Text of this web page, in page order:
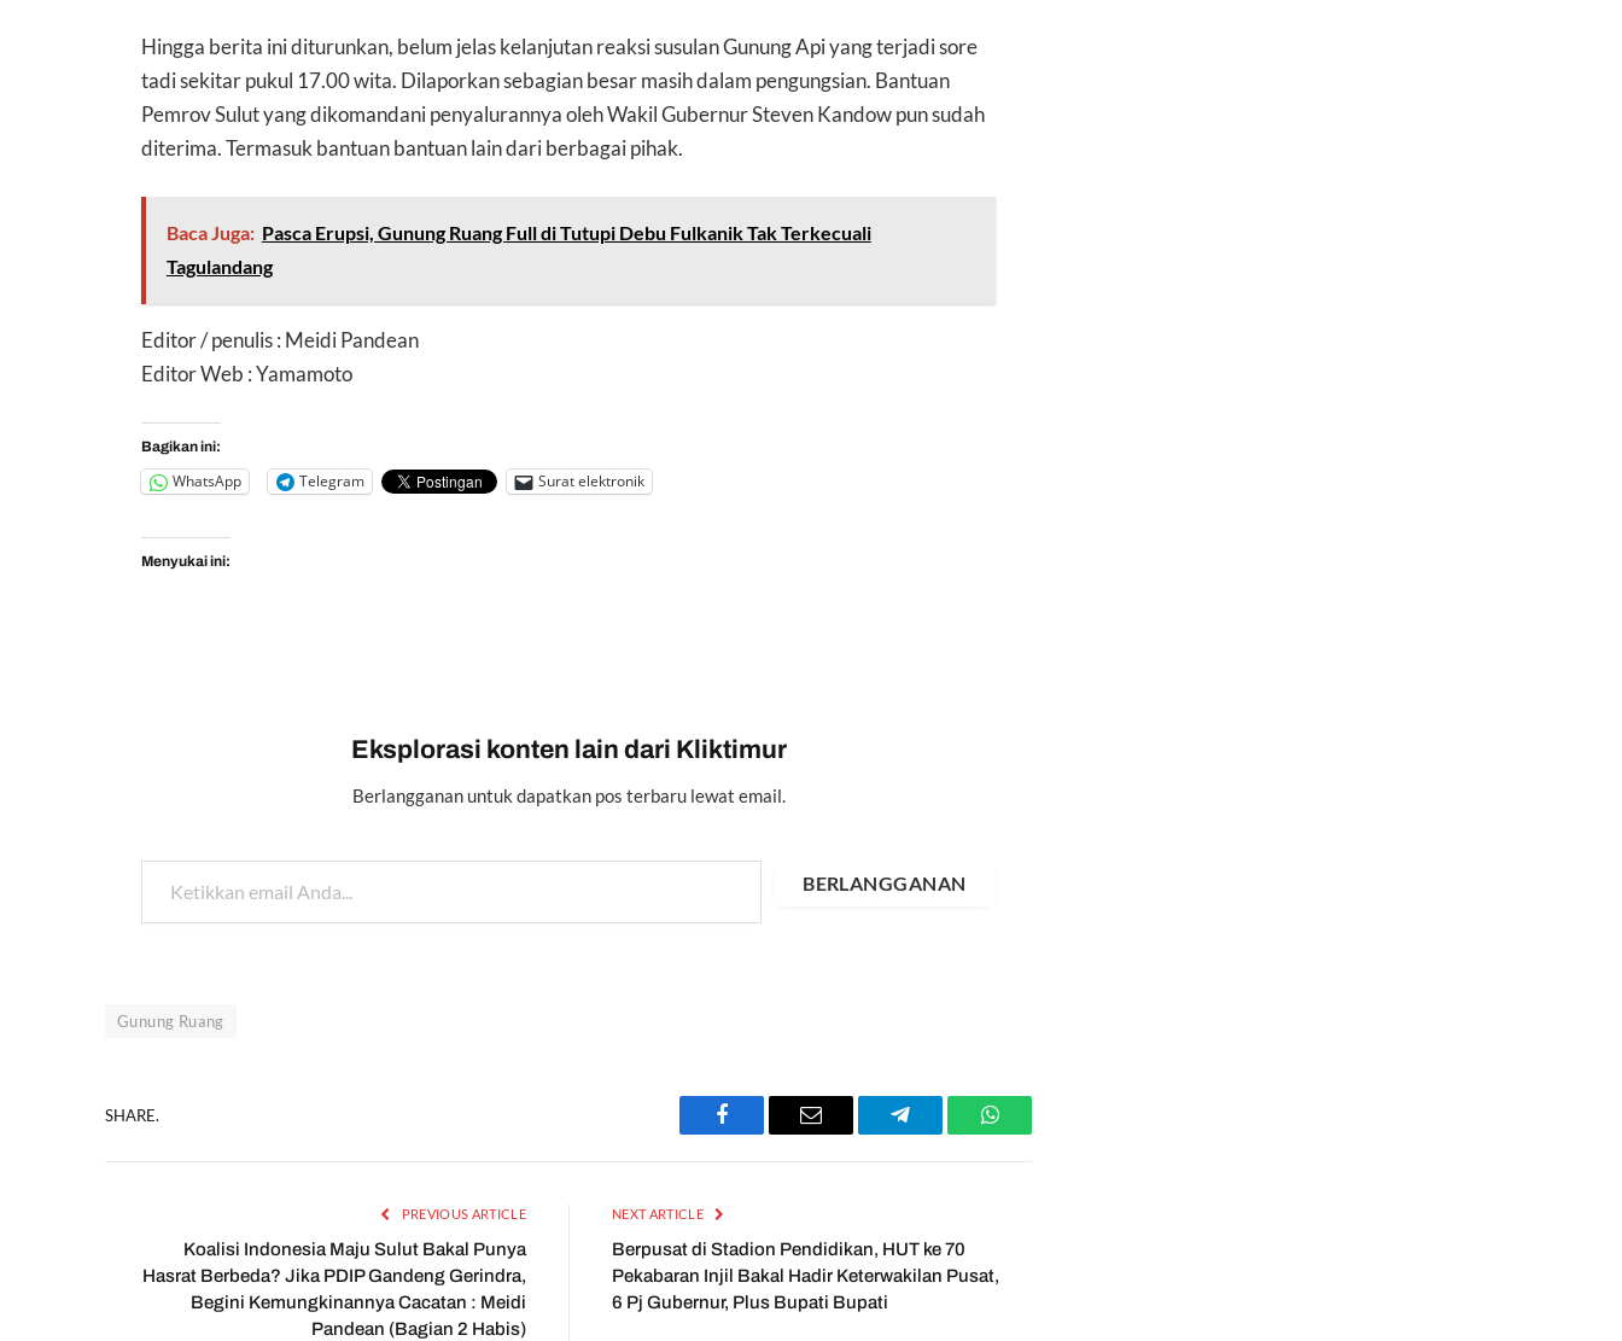
Hingga berita ini diturunkan, belum jelas kelanjutan reaksi susulan Gunung Api yang terjadi sore
tadi sekitar pukul 17.00 wita. Dilaporkan sebagian besar masih dalam pengungsian. Bantuan
Pemrov Sulut yang dikomandani penyalurannya oleh Wakil Gubernur Steven Kandow pun sudah
diterima. Termasuk bantuan bantuan lain dari berbagai pihak.
Baca Juga: Pasca Erupsi, Gunung Ruang Full di Tutupi Debu Fulkanik Tak Terkecuali
Tagulandang
Editor / penulis : Meidi Pandean
Editor Web : Yamamoto
Bagikan ini:
WhatsApp Telegram Surat elektronik
Menyukai ini:
Eksplorasi konten lain dari Kliktimur
Berlangganan untuk dapatkan pos terbaru lewat email.
Ketikkan email Anda...
BERLANGGANAN
Gunung Ruang
SHARE.
Facebook Email Telegram WhatsApp
PREVIOUS ARTICLE
Koalisi Indonesia Maju Sulut Bakal Punya
Hasrat Berbeda? Jika PDIP Gandeng Gerindra,
Begini Kemungkinannya Cacatan : Meidi
Pandean (Bagian 2 Habis)
NEXT ARTICLE
Berpusat di Stadion Pendidikan, HUT ke 70
Pekabaran Injil Bakal Hadir Keterwakilan Pusat,
6 Pj Gubernur, Plus Bupati Bupati